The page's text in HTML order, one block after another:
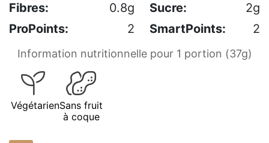
Fibres:
0.8g Sucre:
2g
ProPoints:
2 SmartPoints: 2
Information nutritionnelle pour 1 portion (37g)
VégétarienSans fruit
à coque